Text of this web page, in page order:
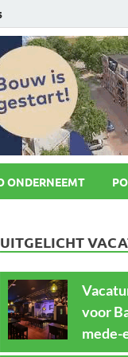
ONDERNEEMT
UITGELICHT
voor
mede-